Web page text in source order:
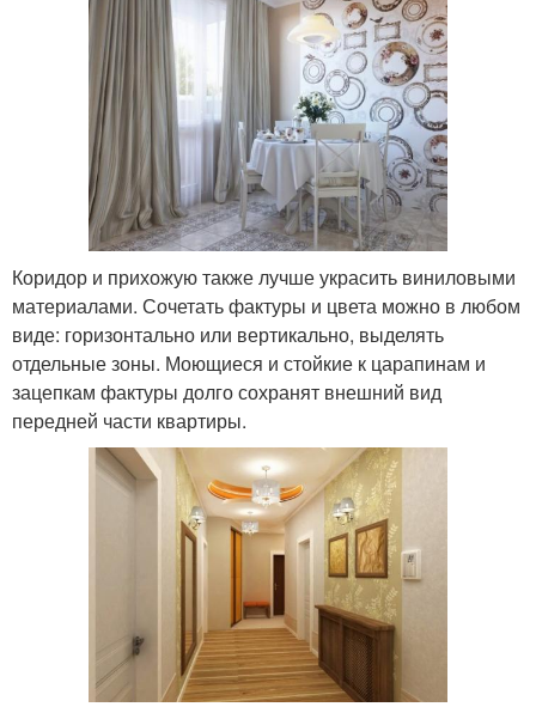
Коридор и прихожую также лучше украсить виниловыми
материалами. Сочетать фактуры и цвета можно в любом
виде: горизонтально или вертикально, выделять
отдельные зоны. Моющиеся и стойкие к царапинам и
зацепкам фактуры долго сохранят внешний вид
передней части квартиры.